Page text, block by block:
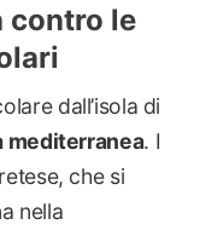
contro le
dall’isola di
mediterranea. I
che si
nella